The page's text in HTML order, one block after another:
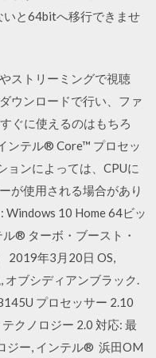
と64bitへ移行できませ
ストリーミングで視聴
ウンロードで行い、ファ
ぐに使えるのはもちろ
ンテル® Core™ プロセッ
ンによっては、CPUに
が使用される場合があり
10 Home 64ビッ
® ターボ・ブースト・
2019年3月20日 OS,
オブシディアンブラック.
プロセッサー 2.10
クノロジー 2.0 対応: 最
ジー, インテル® 浜田OM